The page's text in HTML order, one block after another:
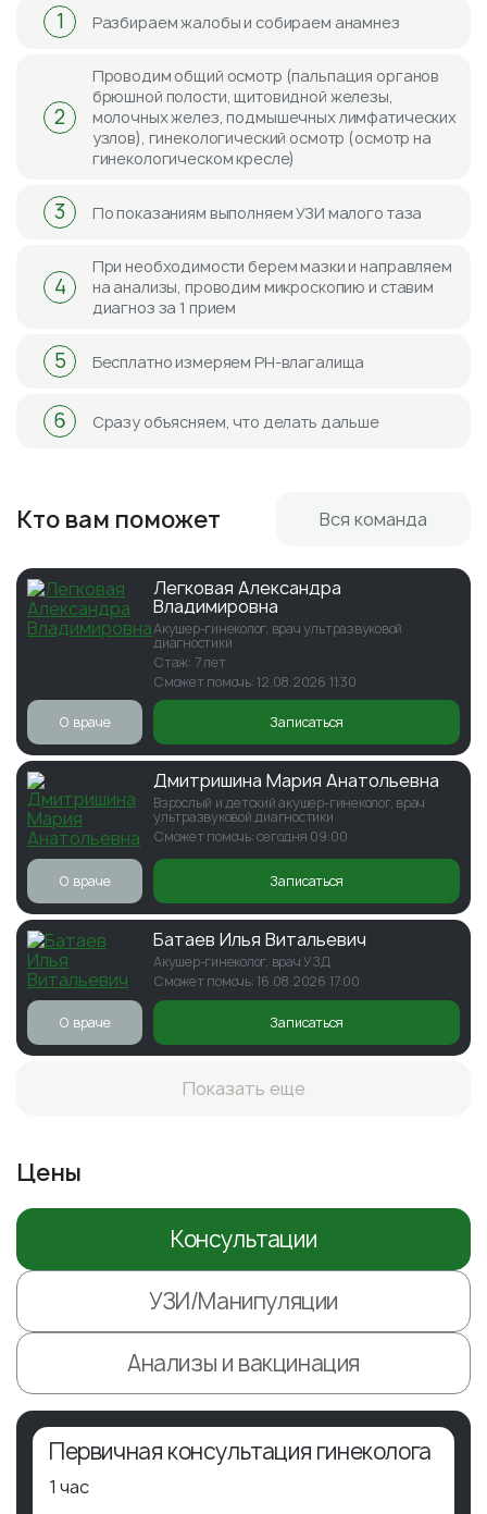
1 Разбираем жалобы и собираем анамнез
2
Проводим общий осмотр (пальпация органов
брюшной полости, щитовидной железы,
молочных желез, подмышечных лимфатических
узлов), гинекологический осмотр (осмотр на
гинекологическом кресле)
3 По показаниям выполняем УЗИ малого таза
4
При необходимости берем мазки и направляем
на анализы, проводим микроскопию и ставим
диагноз за 1 прием
5 Бесплатно измеряем PH-влагалища
6 Сразу объясняем, что делать дальше
Кто вам поможет Вся команда
Легковая Александра
Владимировна
Акушер-гинеколог, врач ультразвуковой
диагностики
Стаж: 7 лет
Сможет помочь: 12.08.2026 11:30
О враче Записаться
Дмитришина Мария Анатольевна
Взрослый и детский акушер-гинеколог, врач
ультразвуковой диагностики
Сможет помочь: сегодня 09:00
О враче Записаться
Батаев Илья Витальевич
Акушер-гинеколог, врач УЗД
Сможет помочь: 16.08.2026 17:00
О враче Записаться
Показать еще
Цены
Консультации
УЗИ/Манипуляции
Анализы и вакцинация
Первичная консультация гинеколога
1 час